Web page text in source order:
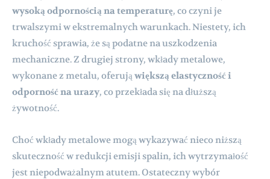
wysoką odpornością na temperaturę, co czyni je
trwalszymi w ekstremalnych warunkach. Niestety, ich
kruchość sprawia, że są podatne na uszkodzenia
mechaniczne. Z drugiej strony, wkłady metalowe,
wykonane z metalu, oferują większą elastyczność i
odporność na urazy, co przekłada się na dłuższą
żywotność.
Choć wkłady metalowe mogą wykazywać nieco niższą
skuteczność w redukcji emisji spalin, ich wytrzymałość
jest niepodważalnym atutem. Ostateczny wybór